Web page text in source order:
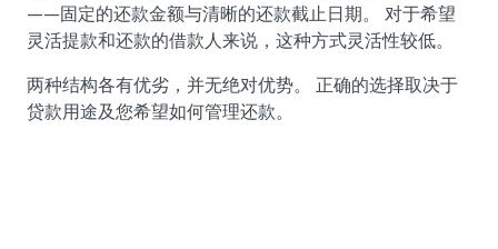
——固定的还款金额与清晰的还款截止日期。 对于希望
灵活提款和还款的借款人来说，这种方式灵活性较低。
两种结构各有优劣，并无绝对优势。 正确的选择取决于
贷款用途及您希望如何管理还款。